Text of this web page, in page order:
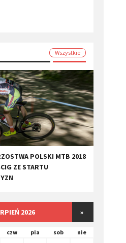
Wszystkie
POLSKI MTB 2018
ZE STARTU
2026 »
czw pia sob nie